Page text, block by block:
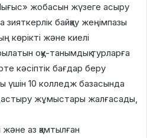
жобасын жүзеге асыру
байқау жеңімпазы
көрікті және киелі
оқу-танымдық турларға
кәсіптік бағдар беру
үшін 10 колледж базасында
жұмыстары жалғасады,
аз қамтылған